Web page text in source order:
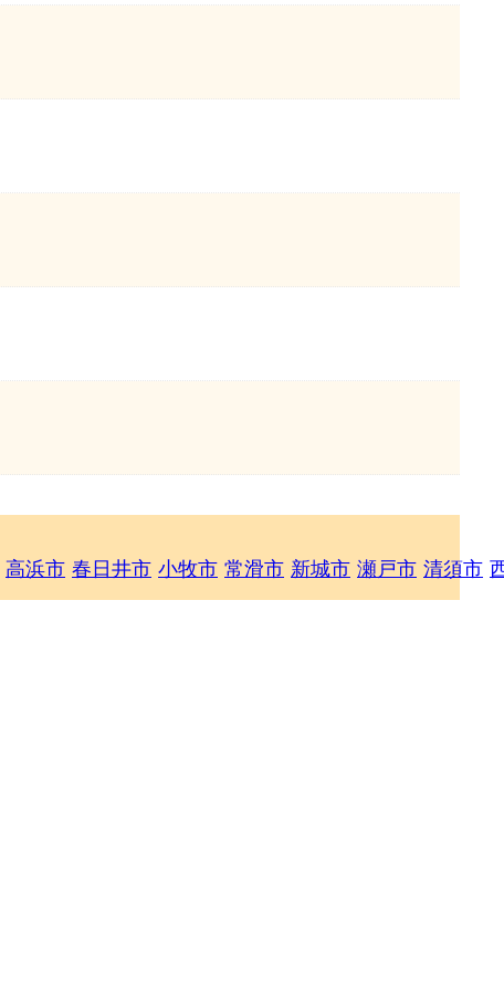
高浜市 春日井市 小牧市 常滑市 新城市 瀬戸市 清須市